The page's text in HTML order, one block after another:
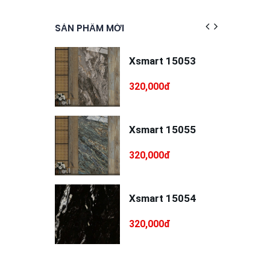
SẢN PHẨM MỚI
Xsmart 15053
320,000đ
Xsmart 15055
320,000đ
Xsmart 15054
320,000đ